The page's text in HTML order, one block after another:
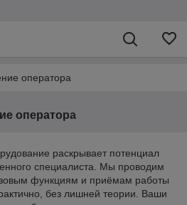
оператора
оператора
раскрывает потенциал
специалиста. Мы проводим
функциям и приёмам работы
без лишней теории. Ваши